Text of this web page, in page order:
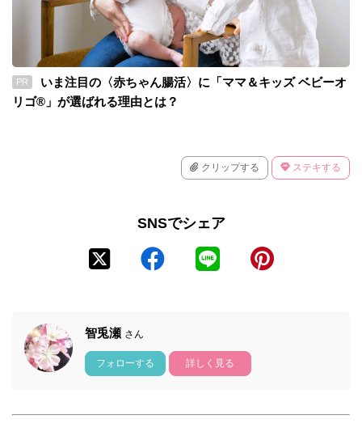
PR
いま注目の〈赤ちゃん腸活〉に「ママ＆キッズ ベビーオ
リゴ®」が選ばれる理由とは？
クリップする ステキする
SNSでシェア
智兎瀬 さん
フォローする 詳しく見る